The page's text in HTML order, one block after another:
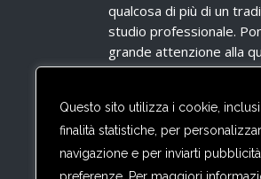
Questo sito utilizza i cookie,
finalità statistiche, per
navigazione e per inviarti
qualcosa di più di un
studio professionale.
grande attenzione alla
consulenza ed alle